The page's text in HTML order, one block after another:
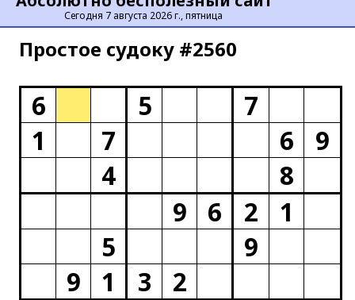
Сегодня 7 августа 2026 г., пятница
Простое cудоку #2560
6 5
7
1
7 6
9
4
8
9
6 2
1
5
9
9
1 3
2